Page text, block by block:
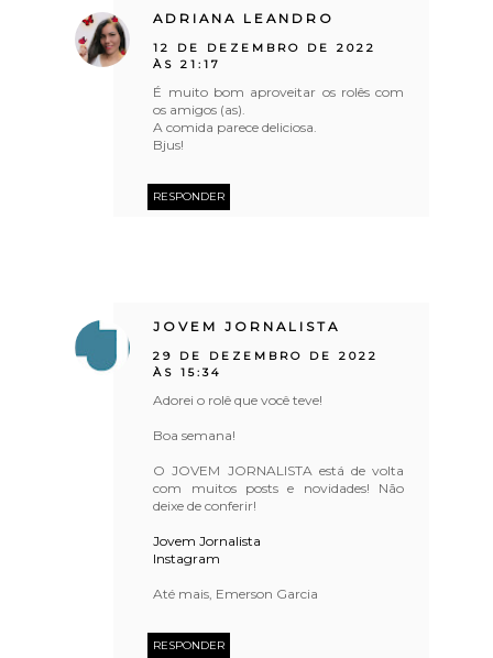
ADRIANA LEANDRO
12 DE DEZEMBRO DE 2022
ÀS 21:17
É muito bom aproveitar os rolês com
os amigos (as).
A comida parece deliciosa.
Bjus!
RESPONDER
JOVEM JORNALISTA
29 DE DEZEMBRO DE 2022
ÀS 15:34
Adorei o rolê que você teve!
Boa semana!
O JOVEM JORNALISTA está de volta
com muitos posts e novidades! Não
deixe de conferir!
Jovem Jornalista
Instagram
Até mais, Emerson Garcia
RESPONDER